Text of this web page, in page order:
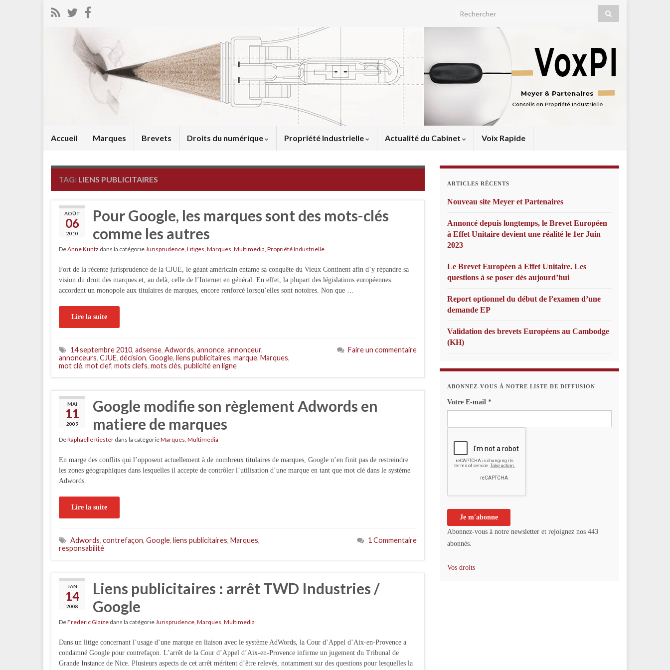
Search for:
Accueil Marques Brevets Droits du numérique Propriété Industrielle Actualité du Cabinet Voix Rapide
TAG: LIENS PUBLICITAIRES
AOÛT
06
2010
Pour Google, les marques sont des mots-clés
comme les autres
DeAnne Kuntz dans la catégorieJurisprudence, Litiges, Marques, Multimedia, Propriété Industrielle
Fort de la récente jurisprudence de la CJUE, le géant américain entame sa conquête du Vieux Continent afin d’y répandre sa
vision du droit des marques et, au delà, celle de l’Internet en général. En effet, la plupart des législations européennes
accordent un monopole aux titulaires de marques, encore renforcé lorsqu’elles sont notoires. Non que …
Lire la suite
14 septembre 2010, adsense, Adwords, annonce, annonceur,
annonceurs, CJUE, décision, Google, liens publicitaires, marque, Marques,
mot clé, mot clef, mots clefs, mots clés, publicité en ligne
Faire un commentaire
MAI
11
2009
Google modifie son règlement Adwords en
matiere de marques
DeRaphaëlle Riester dans la catégorieMarques, Multimedia
En marge des conflits qui l’opposent actuellement à de nombreux titulaires de marques, Google n’en finit pas de restreindre
les zones géographiques dans lesquelles il accepte de contrôler l’utilisation d’une marque en tant que mot clé dans le système
Adwords.
Lire la suite
Adwords, contrefaçon, Google, liens publicitaires, Marques,
responsabilité
1 Commentaire
JAN
14
2008
Liens publicitaires : arrêt TWD Industries /
Google
DeFrederic Glaize dans la catégorieJurisprudence, Marques, Multimedia
Dans un litige concernant l’usage d’une marque en liaison avec le système AdWords, la Cour d’Appel d’Aix-en-Provence a
condamné Google pour contrefaçon. L’arrêt de la Cour d’Appel d’Aix-en-Provence infirme un jugement du Tribunal de
Grande Instance de Nice. Plusieurs aspects de cet arrêt méritent d’être relevés, notamment sur des questions pour lesquelles la
ARTICLES RÉCENTS
Nouveau site Meyer et Partenaires
Annoncé depuis longtemps, le Brevet Européen
à Effet Unitaire devient une réalité le 1er Juin
2023
Le Brevet Européen à Effet Unitaire. Les
questions à se poser dès aujourd’hui
Report optionnel du début de l’examen d’une
demande EP
Validation des brevets Européens au Cambodge
(KH)
ABONNEZ-VOUS À NOTRE LISTE DE DIFFUSION
Votre E-mail *
Abonnez-vous à notre newsletter et rejoignez nos 443
abonnés.
Vos droits